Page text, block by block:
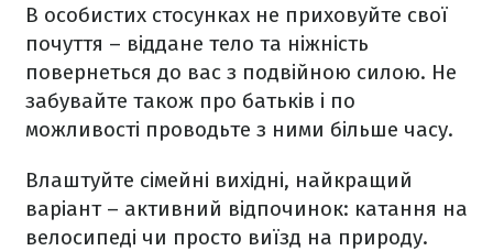
В особистих стосунках не приховуйте свої
почуття – віддане тело та ніжність
повернеться до вас з подвійною силою. Не
забувайте також про батьків і по
можливості проводьте з ними більше часу.
Влаштуйте сімейні вихідні, найкращий
варіант – активний відпочинок: катання на
велосипеді чи просто виїзд на природу.